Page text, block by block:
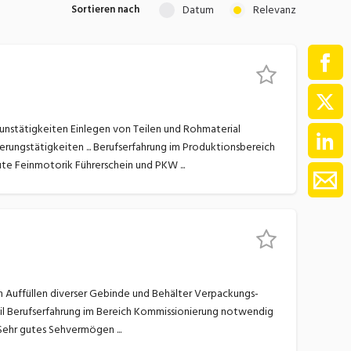
Sortieren nach Datum Relevanz
notwendig Bereitschaft für den 4-Schichtbetrieb muss vorhanden sein Manuelles Geschick, sehr gute Feinmotorik Führerschein und PKW ...
Bereitschaft für 3-Schichtarbeit muss vorhanden sein Manuelles Geschick, sehr gute Feinmotorik Sehr gutes Sehvermögen ...